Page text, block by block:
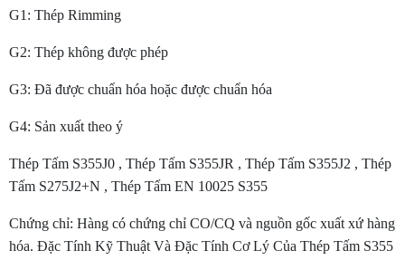
G1: Thép Rimming
G2: Thép không được phép
G3: Đã được chuẩn hóa hoặc được chuẩn hóa
G4: Sản xuất theo ý
Thép Tấm S355J0 , Thép Tấm S355JR , Thép Tấm S355J2 , Thép
Tấm S275J2+N , Thép Tấm EN 10025 S355
Chứng chỉ: Hàng có chứng chỉ CO/CQ và nguồn gốc xuất xứ hàng
hóa. Đặc Tính Kỹ Thuật Và Đặc Tính Cơ Lý Của Thép Tấm S355